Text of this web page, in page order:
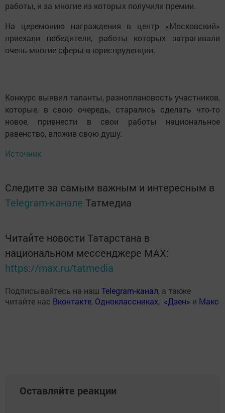
работы, и за многие из которых получили премии.
На церемонию награждения в центр «Московский»
приехали победители, работы которых затрагивали
очень многие сферы в юриспруденции.
Конкурс выявил таланты, разноплановость участников,
которые, в свою очередь, старались сделать что-то
новое, привнести в свои работы национальное
равенство, вложив свою душу.
Источник
Следите за самым важным и интересным в
Telegram-канале Татмедиа
Читайте новости Татарстана в
национальном мессенджере MАХ:
https://max.ru/tatmedia
Подписывайтесь на наш Telegram-канал, а также
читайте нас Вконтакте, Одноклассниках, «Дзен» и Макс
Оставляйте реакции